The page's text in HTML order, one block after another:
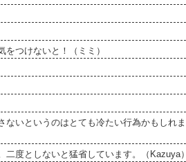
つけないと！（ミミ）
いというのはとても冷たい行為かもしれま
度としないと猛省しています。（Kazuya）